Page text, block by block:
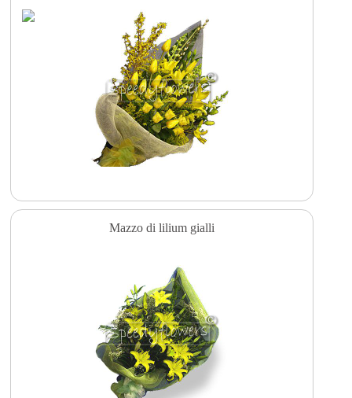
Mazzo di lilium gialli